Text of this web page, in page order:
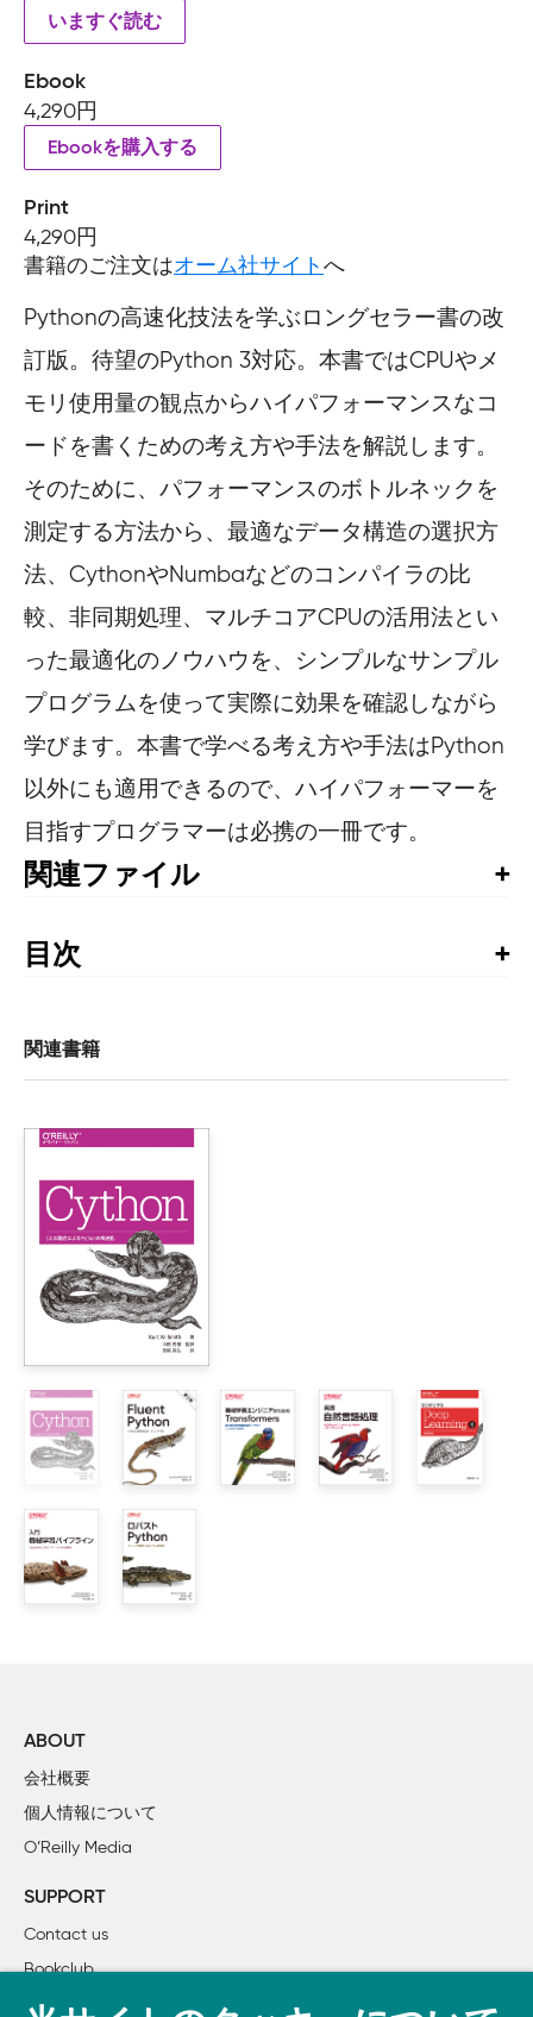
いますぐ読む
Ebook
4,290円
Ebookを購入する
Print
4,290円
書籍のご注文はオーム社サイトへ
Pythonの高速化技法を学ぶロングセラー書の改
訂版。待望のPython 3対応。本書ではCPUやメ
モリ使用量の観点からハイパフォーマンスなコ
ードを書くための考え方や手法を解説します。
そのために、パフォーマンスのボトルネックを
測定する方法から、最適なデータ構造の選択方
法、CythonやNumbaなどのコンパイラの比
較、非同期処理、マルチコアCPUの活用法とい
った最適化のノウハウを、シンプルなサンプル
プログラムを使って実際に効果を確認しながら
学びます。本書で学べる考え方や手法はPython
以外にも適用できるので、ハイパフォーマーを
目指すプログラマーは必携の一冊です。
関連ファイル
目次
まえがき
    1.1　コンピュータシステムの基礎
        1.1.2　記憶装置
        1.1.3　接続レイヤー
    1.2　基本要素を統合する
        1.2.1　理想計算とPython仮想マシン
    1.3　それでもPythonを使う理由
    1.4　パフォーマンスの高いプログラマーになるには
        1.4.2　ノートブックの上手な使い方に関する考察
        1.4.3　仕事の楽しさを取り戻すために
    2.1　効率の良いプロファイリング
    2.2　ジュリア集合について
    2.3　ジュリア集合全体を計算する
    2.8　line_profilerを使って行単位で計測する
    2.9　memory_profilerを使ってメモリ使用を診断する
    2.11　バイトコードを掘り下げる
2.11.1　disモジュールを使ってCPythonのバイトコード
        2.12.1　何もしない@profileデコレータ
    2.13　成功するプロファイリング戦略
    2.14　まとめ
関連書籍
ABOUT
会社概要
個人情報について
O’Reilly Media
SUPPORT
Contact us
Bookclub
書籍注文